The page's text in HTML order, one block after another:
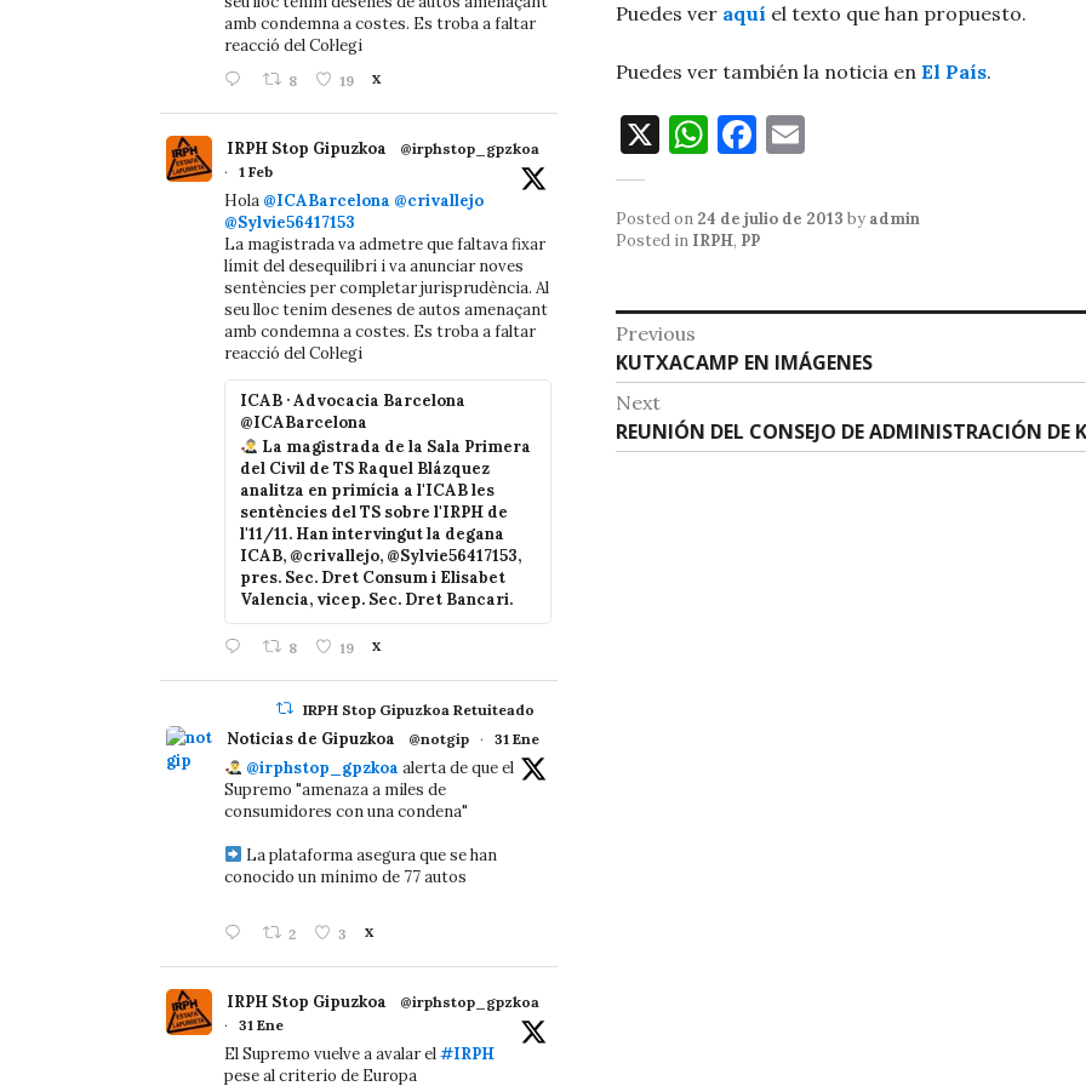
Puedes ver aquí el texto que han propuesto.
Puedes ver también la noticia en El País.
X W
at
s
p
p
F
c
e
o
o
ai
Posted on 24 de julio de 2013 by admin
Posted in IRPH, PP
Navegación
de
entradas
Previous
Previous
post:
KUTXACAMP EN IMÁGENES
Next
Next
post:
REUNIÓN DEL CONSEJO DE ADMINISTRACIÓN DE
amb condemna a costes. Es troba a faltar
reacció del Col·legi
8 19 X
IRPH Stop Gipuzkoa
@irphstop_gpzkoa
·
1 Feb
Hola @ICABarcelona @crivallejo
@Sylvie56417153
La magistrada va admetre que faltava fixar
límit del desequilibri i va anunciar noves
sentències per completar jurisprudència. Al
seu lloc tenim desenes de autos amenaçant
amb condemna a costes. Es troba a faltar
reacció del Col·legi
ICAB · Advocacia Barcelona
@ICABarcelona
La magistrada de la Sala Primera
del Civil de TS Raquel Blázquez
analitza en primícia a l'ICAB les
sentències del TS sobre l'IRPH de
l'11/11. Han intervingut la degana
ICAB, @crivallejo, @Sylvie56417153,
pres. Sec. Dret Consum i Elisabet
Valencia, vicep. Sec. Dret Bancari.
8 19 X
IRPH Stop Gipuzkoa Retuiteado
Noticias de Gipuzkoa @notgip · 31 Ene
@irphstop_gpzkoa alerta de que el
Supremo "amenaza a miles de
consumidores con una condena"
La plataforma asegura que se han
conocido un mínimo de 77 autos
2 3 X
IRPH Stop Gipuzkoa
@irphstop_gpzkoa
·
31 Ene
El Supremo vuelve a avalar el#IRPH
pese al criterio de Europa